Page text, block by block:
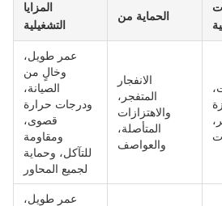
الحماية من
المزايا
التشغيلية
الانفجار
المتفجر،
والاهتزازات
المتأصلة،
والعواصف
عمر طويل،
وخالٍ من
الصيانة،
ودرجات حرارة
قصوى،
ومقاومة
للتآكل، وحماية
لجميع المحاور
عمر طويل،